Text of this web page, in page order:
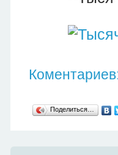
Поделиться…